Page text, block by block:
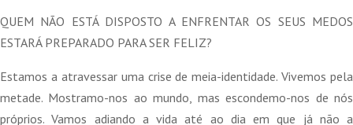
original
era:
atual
é:
QUEM NÃO ESTÁ DISPOSTO A ENFRENTAR OS SEUS MEDOS
ESTARÁ PREPARADO PARA SER FELIZ?
Estamos a atravessar uma crise de meia-identidade. Vivemos pela
metade. Mostramo-nos ao mundo, mas escondemo-nos de nós
próprios. Vamos adiando a vida até ao dia em que já não a